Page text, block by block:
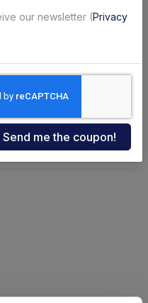
our newsletter (Privacy